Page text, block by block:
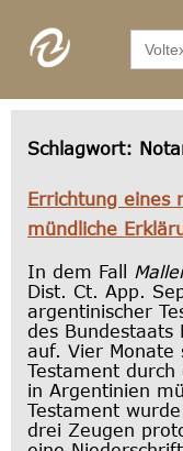
for:
Schlagwort:
Errichtung eines
mündliche
In dem Fall
Dist. Ct. App.
argentinischer
des Bundestaats
auf. Vier Monate
Testament
in Argentinien
Testament
drei Zeugen